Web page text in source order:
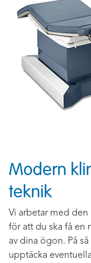
Modern
teknik
Vi arbetar med den
för att du ska få en
av dina ögon. På
upptäcka